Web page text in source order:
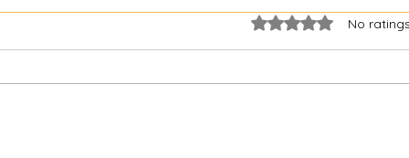
Rated 0 out of 5
No